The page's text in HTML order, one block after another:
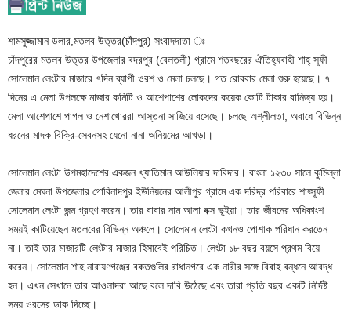
শামসুজ্জামান ডলার,মতলব উত্তর(চাঁদপুর) সংবাদদাতা ঃ
চাঁদপুরের মতলব উত্তর উপজেলার বদরপুর (বেলতলী) গ্রামে শতবছরের ঐতিহ্যবাহী শাহ্ সূফী
সোলেমান লেংটার মাজারে ৭দিন ব্যাপী ওরশ ও মেলা চলছে। গত রোববার মেলা শুরু হয়েছে। ৭
দিনের এ মেলা উপলক্ষে মাজার কমিটি ও আশেপাশের লোকদের কয়েক কোটি টাকার বানিজ্য হয়।
মেলা আশেপাশে পাগল ও নেশাখোররা আস্তনা সাজিয়ে বসেছে। চলছে অশ্লীলতা, অবাধে বিভিন্ন
ধরনের মাদক বিক্রি-সেবনসহ যেনো নানা অনিয়মের আখড়া।
সোলেমান লেংটা উপমহাদেশের একজন খ্যাতিমান আউলিয়ার দাবিদার। বাংলা ১২৩০ সালে কুমিল্লা
জেলার মেঘনা উপজেলার গোবিনাদপুর ইউনিয়নের আলীপুর গ্রামে এক দরিদ্র পরিবারে শাহ্সূফী
সোলেমান লেংটা জন্ম গ্রহণ করেন। তার বাবার নাম আলা বক্স ভূইয়া। তার জীবনের অধিকাংশ
সময়ই কাটিয়েছেন মতলবের বিভিন্ন অঞ্চলে। সোলেমান লেংটা কখনও পোশাক পরিধান করতেন
না। তাই তার মাজারটি লেংটার মাজার হিসাবেই পরিচিত। লেংটা ১৮ বছর বয়সে প্রথম বিয়ে
করেন। সোলেমান শাহ নারায়ণগঞ্জের বকতগুলির রাধানগরে এক নারীর সঙ্গে বিবাহ বন্ধনে আবদ্ধ
হন। এখন সেখানে তার আওলাদরা আছে বলে দাবি উঠেছে এবং তারা প্রতি বছর একটি নির্দিষ্ট
সময় ওরসের ডাক দিচ্ছে।